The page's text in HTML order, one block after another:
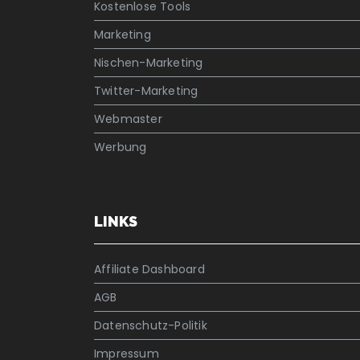
Kostenlose Tools
Marketing
Nischen-Marketing
Twitter-Marketing
Webmaster
Werbung
LINKS
Affiliate Dashboard
AGB
Datenschutz-Politik
Impressum